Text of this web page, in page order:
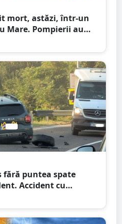
mort, astăzi, într-un
Mare. Pompierii au
fără puntea spate
Accident cu
din Satu Mare